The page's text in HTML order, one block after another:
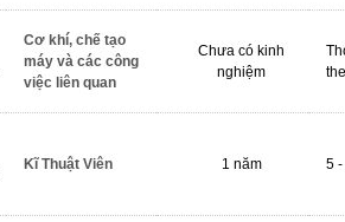
Cơ khí, chế tạo
máy và các công
việc liên quan
Chưa có kinh
nghiệm
Kĩ Thuật Viên 1 năm 5